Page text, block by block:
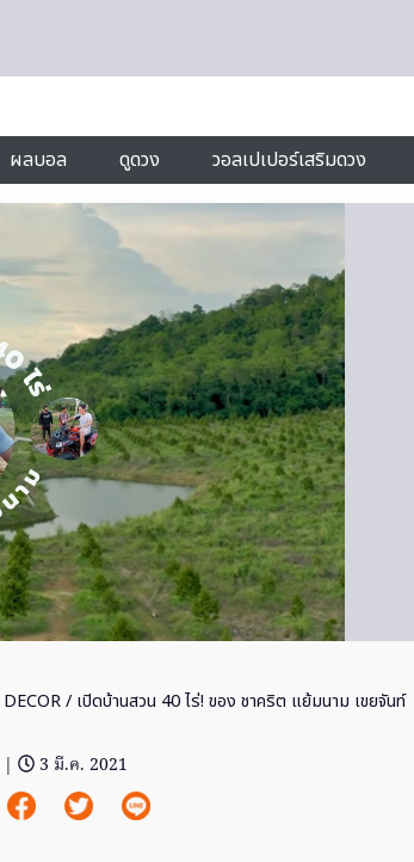
ผลบอล ดูดวง วอลเปเปอร์เสริมดวง
DECOR/ เปิดบ้านสวน 40 ไร่! ของ ชาคริต แย้มนาม เขยจันท์
|
3 มี.ค. 2021